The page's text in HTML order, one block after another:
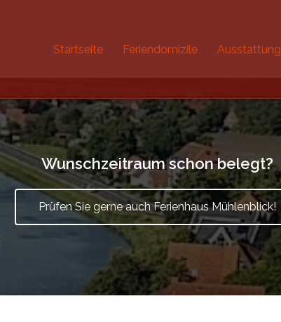
Startseite Feriendomizile Ausstattung
Wunschzeitraum schon belegt?
Prüfen Sie gerne auch Ferienhaus Mühlenblick!